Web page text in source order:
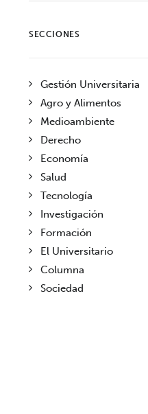
SECCIONES
Gestión Universitaria
Agro y Alimentos
Medioambiente
Derecho
Economía
Salud
Tecnología
Investigación
Formación
El Universitario
Columna
Sociedad